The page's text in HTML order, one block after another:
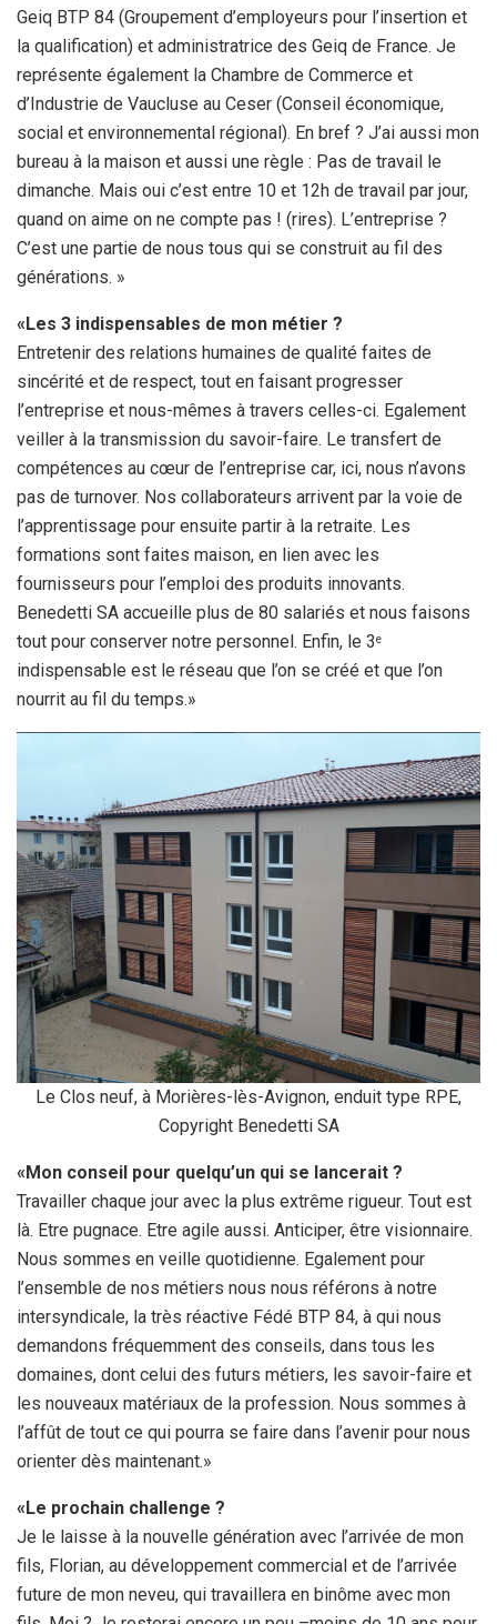
Geiq BTP 84 (Groupement d’employeurs pour l’insertion et
la qualification) et administratrice des Geiq de France. Je
représente également la Chambre de Commerce et
d’Industrie de Vaucluse au Ceser (Conseil économique,
social et environnemental régional). En bref ? J’ai aussi mon
bureau à la maison et aussi une règle : Pas de travail le
dimanche. Mais oui c’est entre 10 et 12h de travail par jour,
quand on aime on ne compte pas ! (rires). L’entreprise ?
C’est une partie de nous tous qui se construit au fil des
générations. »
«Les 3 indispensables de mon métier ?
Entretenir des relations humaines de qualité faites de
sincérité et de respect, tout en faisant progresser
l’entreprise et nous-mêmes à travers celles-ci. Egalement
veiller à la transmission du savoir-faire. Le transfert de
compétences au cœur de l’entreprise car, ici, nous n’avons
pas de turnover. Nos collaborateurs arrivent par la voie de
l’apprentissage pour ensuite partir à la retraite. Les
formations sont faites maison, en lien avec les
fournisseurs pour l’emploi des produits innovants.
Benedetti SA accueille plus de 80 salariés et nous faisons
tout pour conserver notre personnel. Enfin, le 3e
indispensable est le réseau que l’on se créé et que l’on
nourrit au fil du temps.»
Le Clos neuf, à Morières-lès-Avignon, enduit type RPE,
Copyright Benedetti SA
«Mon conseil pour quelqu’un qui se lancerait ?
Travailler chaque jour avec la plus extrême rigueur. Tout est
là. Etre pugnace. Etre agile aussi. Anticiper, être visionnaire.
Nous sommes en veille quotidienne. Egalement pour
l’ensemble de nos métiers nous nous référons à notre
intersyndicale, la très réactive Fédé BTP 84, à qui nous
demandons fréquemment des conseils, dans tous les
domaines, dont celui des futurs métiers, les savoir-faire et
les nouveaux matériaux de la profession. Nous sommes à
l’affût de tout ce qui pourra se faire dans l’avenir pour nous
orienter dès maintenant.»
«Le prochain challenge ?
Je le laisse à la nouvelle génération avec l’arrivée de mon
fils, Florian, au développement commercial et de l’arrivée
future de mon neveu, qui travaillera en binôme avec mon